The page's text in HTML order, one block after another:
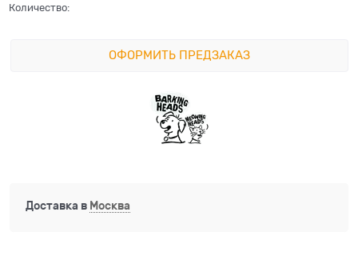
Количество:
ОФОРМИТЬ ПРЕДЗАКАЗ
Доставка в Москва